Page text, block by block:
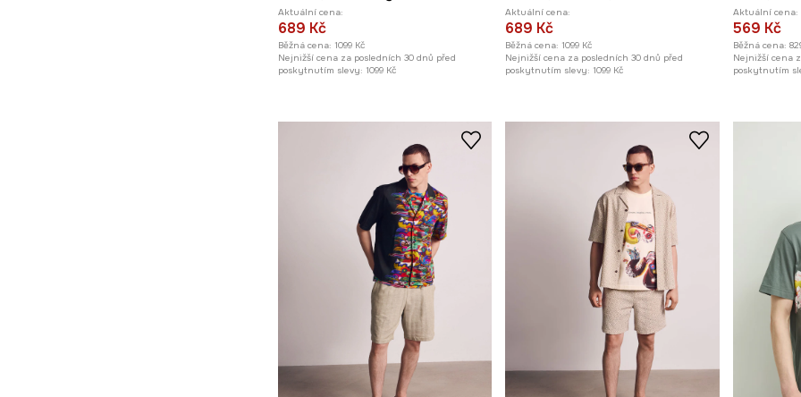
Aktuální cena:
689 Kč
Běžná cena: 1099 Kč
Nejnižší cena za posledních 30 dnů před
poskytnutím slevy: 1099 Kč
Aktuální cena:
689 Kč
Běžná cena: 1099 Kč
Nejnižší cena za posledních 30 dnů před
poskytnutím slevy: 1099 Kč
Aktuální cena:
569 Kč
Běžná cena:
Nejnižší cena
poskytnutím